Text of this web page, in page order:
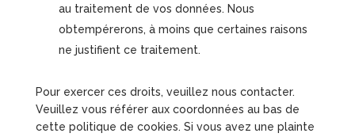
au traitement de vos données. Nous
obtempérerons, à moins que certaines raisons
ne justifient ce traitement.
Pour exercer ces droits, veuillez nous contacter.
Veuillez vous référer aux coordonnées au bas de
cette politique de cookies. Si vous avez une plainte